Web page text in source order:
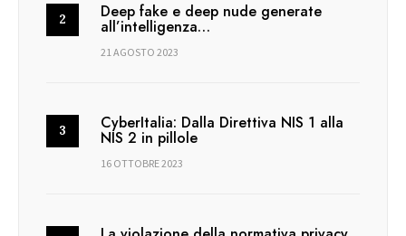
Deep fake e deep nude generate
all’intelligenza…
21 AGOSTO 2023
CyberItalia: Dalla Direttiva NIS 1 alla
NIS 2 in pillole
16 OTTOBRE 2023